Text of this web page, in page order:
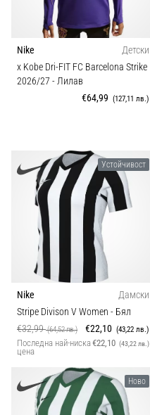
Nike
Детски
x Kobe Dri-FIT FC Barcelona Strike
2026/27 - Лилав
€64,99 (127,11 лв.)
Устойчивост
Nike
Дамски
Stripe Divison V Women - Бял
€32,99(64,52 лв.) €22,10 (43,22 лв.)
Последна най-ниска
цена
€22,10 (43,22 лв.)
Ново